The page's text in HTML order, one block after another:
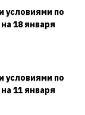
условиями по
18 января
условиями по
11 января